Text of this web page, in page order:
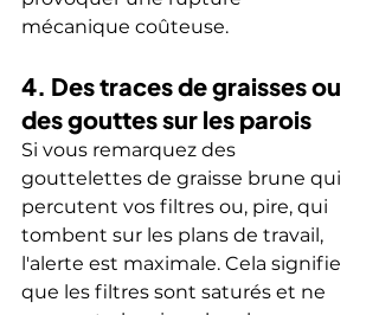
mécanique coûteuse.
4. Des traces de graisses ou
des gouttes sur les parois
Si vous remarquez des
gouttelettes de graisse brune qui
percutent vos filtres ou, pire, qui
tombent sur les plans de travail,
l'alerte est maximale. Cela signifie
que les filtres sont saturés et ne